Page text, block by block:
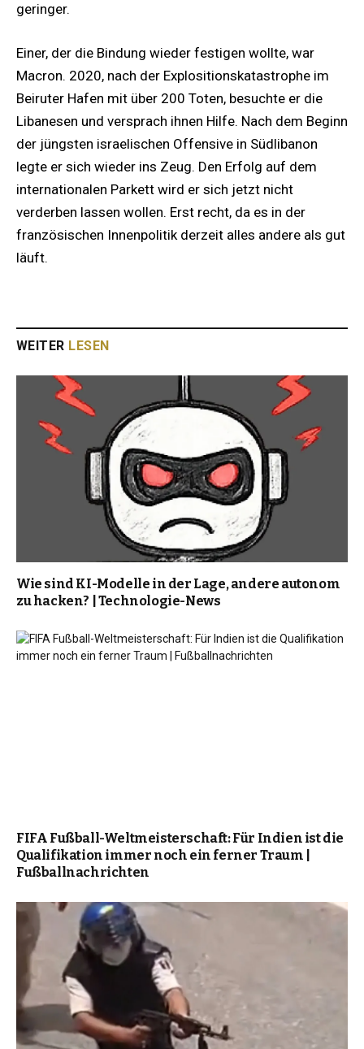
geringer.
Einer, der die Bindung wieder festigen wollte, war
Macron. 2020, nach der Explositionskatastrophe im
Beiruter Hafen mit über 200 Toten, besuchte er die
Libanesen und versprach ihnen Hilfe. Nach dem Beginn
der jüngsten israelischen Offensive in Südlibanon
legte er sich wieder ins Zeug. Den Erfolg auf dem
internationalen Parkett wird er sich jetzt nicht
verderben lassen wollen. Erst recht, da es in der
französischen Innenpolitik derzeit alles andere als gut
läuft.
WEITER LESEN
Wie sind KI-Modelle in der Lage, andere autonom
zu hacken? | Technologie-News
FIFA Fußball-Weltmeisterschaft: Für Indien ist die
Qualifikation immer noch ein ferner Traum |
Fußballnachrichten